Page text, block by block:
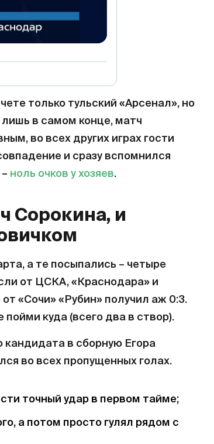
только тульский «Арсенал», но
в самом конце, матч
во всех других играх гости
и сразу вспомнился
ноль очков у хозяев.
Сорокина, и
а те посыпались – четыре
от ЦСКА, «Краснодара» и
«Сочи» «Рубин» получил аж 0:3.
куда (всего два в створ).
кандидата в сборную Егора
во всех пропущенных голах.
точный удар в первом тайме;
а потом просто гулял рядом с